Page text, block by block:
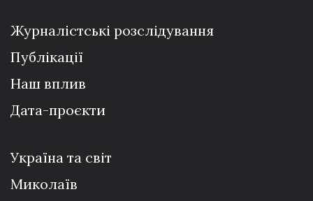
Журналістські розслідування
Публікації
Наш вплив
Дата-проєкти
Україна та світ
Миколаїв